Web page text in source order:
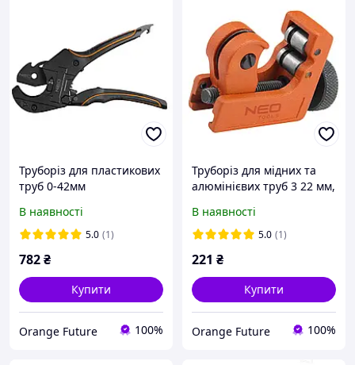
Труборіз для пластикових
труб 0-42мм
В наявності
5.0 (1)
782₴
Купити
Orange Future 100%
Труборіз для мідних та
алюмінієвих труб 3 22 мм,
В наявності
5.0 (1)
221 ₴
Купити
Orange Future 100%